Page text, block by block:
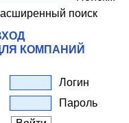
поиск
КОМПАНИЙ
Логин
Пароль